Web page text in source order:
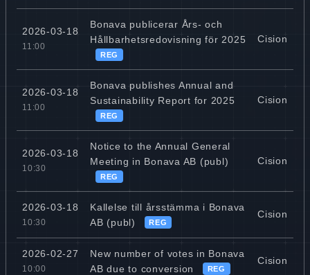
2026-03-18
11:00
Bonava publicerar Års- och
Hållbarhetsredovisning för 2025
REG
Cision
2026-03-18
11:00
Bonava publishes Annual and
Sustainability Report for 2025
REG
Cision
2026-03-18
10:30
Notice to the Annual General
Meeting in Bonava AB (publ)
REG
Cision
2026-03-18
10:30
Kallelse till årsstämma i Bonava
AB (publ)
REG
Cision
2026-02-27
10:00
New number of votes in Bonava
AB due to conversion
REG
Cision